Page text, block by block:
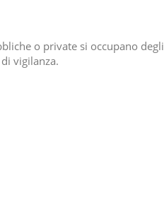
o private si occupano degli
vigilanza.